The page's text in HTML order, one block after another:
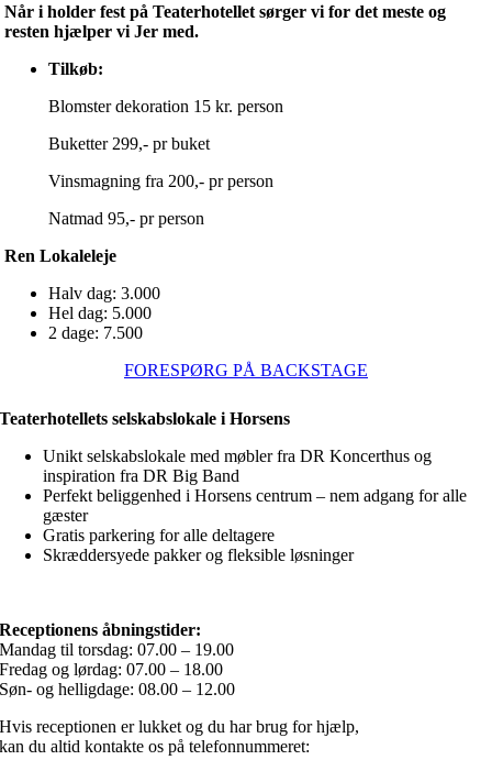
Når i holder fest på Teaterhotellet sørger vi for det meste og
resten hjælper vi Jer med.
Tilkøb:
Blomster dekoration 15 kr. person
Buketter 299,- pr buket
Vinsmagning fra 200,- pr person
Natmad 95,- pr person
Ren Lokaleleje
Halv dag: 3.000
Hel dag: 5.000
2 dage: 7.500
FORESPØRG PÅ BACKSTAGE
Teaterhotellets selskabslokale i Horsens
Unikt selskabslokale med møbler fra DR Koncerthus og
inspiration fra DR Big Band
Perfekt beliggenhed i Horsens centrum – nem adgang for alle
gæster
Gratis parkering for alle deltagere
Skræddersyede pakker og fleksible løsninger
Receptionens åbningstider:
Mandag til torsdag: 07.00 – 19.00
Fredag og lørdag: 07.00 – 18.00
Søn- og helligdage: 08.00 – 12.00
Hvis receptionen er lukket og du har brug for hjælp,
kan du altid kontakte os på telefonnummeret: